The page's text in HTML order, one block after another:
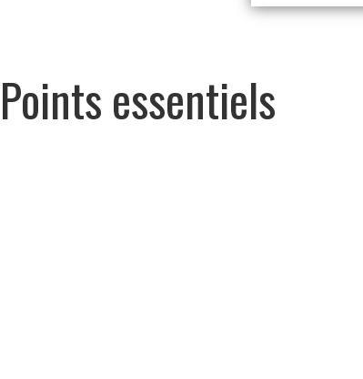
Points essentiels